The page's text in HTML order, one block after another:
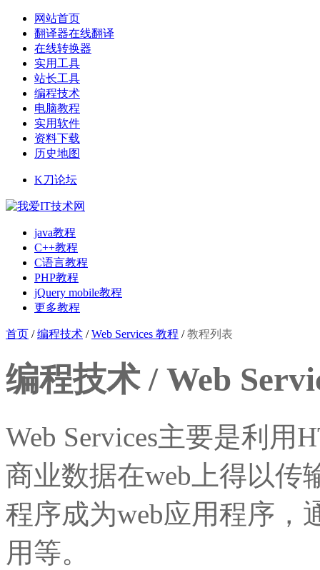
网站首页
翻译器在线翻译
在线转换器
实用工具
站长工具
编程技术
电脑教程
实用软件
资料下载
历史地图
K刀论坛
java教程
C++教程
C语言教程
PHP教程
jQuery mobile教程
更多教程
首页 /编程技术 /Web Services 教程 /教程列表
编程技术 / Web
Web Services主要是利用
商业数据在web上得以传
程序成为web应用程序，
用等。